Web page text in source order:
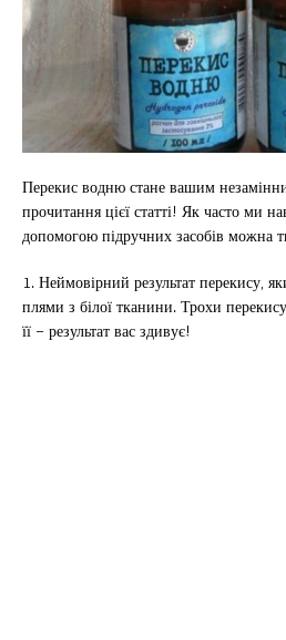
Перекис водню стане вашим
прочитання цієї статті! Як часто ми
допомогою підручних засобів можна
1. Неймовірний результат перекису,
плями з білої тканини. Трохи
її – результат вас здивує!